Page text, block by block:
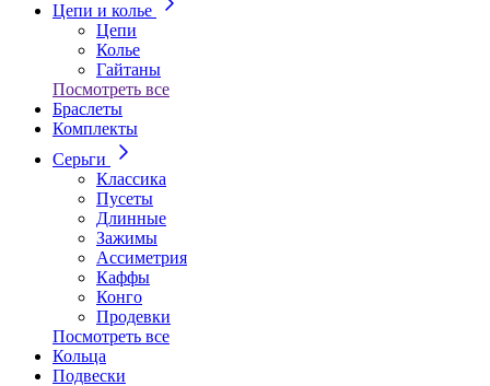
Цепи и колье
Цепи
Колье
Гайтаны
Посмотреть все
Браслеты
Комплекты
Серьги
Классика
Пусеты
Длинные
Зажимы
Ассиметрия
Каффы
Конго
Продевки
Посмотреть все
Кольца
Подвески